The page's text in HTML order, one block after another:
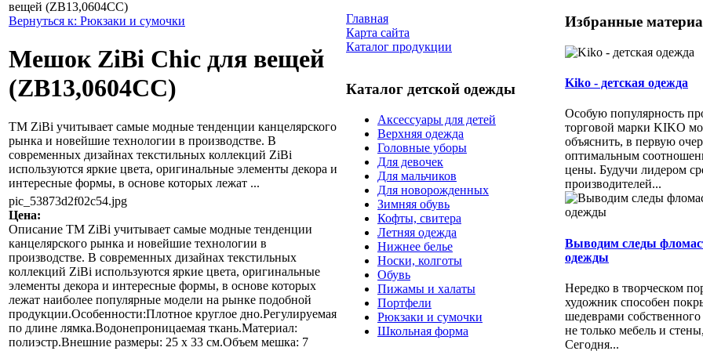
вещей (ZB13,0604CC)
Вернуться к: Рюкзаки и сумочки
Мешок ZiBi Chic для вещей
(ZB13,0604CC)
ТМ ZiBi учитывает самые модные тенденции канцелярского
рынка и новейшие технологии в производстве. В
современных дизайнах текстильных коллекций ZiBi
используются яркие цвета, оригинальные элементы декора и
интересные формы, в основе которых лежат ...
pic_53873d2f02c54.jpg
Цена:
Описание ТМ ZiBi учитывает самые модные тенденции
канцелярского рынка и новейшие технологии в
производстве. В современных дизайнах текстильных
коллекций ZiBi используются яркие цвета, оригинальные
элементы декора и интересные формы, в основе которых
лежат наиболее популярные модели на рынке подобной
продукции.Особенности:Плотное круглое дно.Регулируемая
по длине лямка.Водонепроницаемая ткань.Материал:
полиэстр.Внешние размеры: 25 x 33 см.Объем мешка: 7
Главная
Карта сайта
Каталог продукции
Каталог детской одежды
Аксессуары для детей
Верхняя одежда
Головные уборы
Для девочек
Для мальчиков
Для новорожденных
Зимняя обувь
Кофты, свитера
Летняя одежда
Нижнее белье
Носки, колготы
Обувь
Пижамы и халаты
Портфели
Рюкзаки и сумочки
Школьная форма
Избранные
Kiko - детская одежда
Особую популярность
торговой марки KIKO
объяснить, в первую
оптимальным
цены. Будучи лидером
производителей...
Выводим следы
одежды
Нередко в творческом
художник способен
шедеврами собственного
не только мебель и
Сегодня...